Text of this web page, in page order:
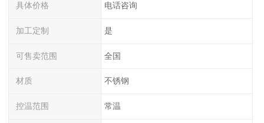
具体价格 电话咨询
加工定制 是
可售卖范围 全国
材质 不锈钢
控温范围 常温